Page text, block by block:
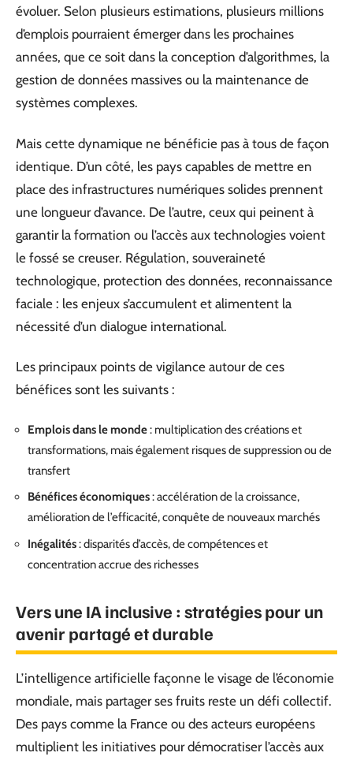
évoluer. Selon plusieurs estimations, plusieurs millions
d’emplois pourraient émerger dans les prochaines
années, que ce soit dans la conception d’algorithmes, la
gestion de données massives ou la maintenance de
systèmes complexes.
Mais cette dynamique ne bénéficie pas à tous de façon
identique. D’un côté, les pays capables de mettre en
place des infrastructures numériques solides prennent
une longueur d’avance. De l’autre, ceux qui peinent à
garantir la formation ou l’accès aux technologies voient
le fossé se creuser. Régulation, souveraineté
technologique, protection des données, reconnaissance
faciale : les enjeux s’accumulent et alimentent la
nécessité d’un dialogue international.
Les principaux points de vigilance autour de ces
bénéfices sont les suivants :
Emplois dans le monde: multiplication des créations et
transformations, mais également risques de suppression ou de
transfert
Bénéfices économiques: accélération de la croissance,
amélioration de l’efficacité, conquête de nouveaux marchés
Inégalités: disparités d’accès, de compétences et
concentration accrue des richesses
Vers une IA inclusive : stratégies pour un
avenir partagé et durable
L’intelligence artificielle façonne le visage de l’économie
mondiale, mais partager ses fruits reste un défi collectif.
Des pays comme la France ou des acteurs européens
multiplient les initiatives pour démocratiser l’accès aux